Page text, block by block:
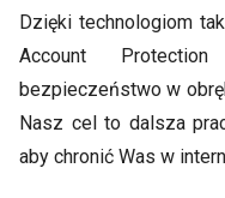
Dzięki technologiom
Account
bezpieczeństwo w
Nasz cel to dalsza
aby chronić Was w